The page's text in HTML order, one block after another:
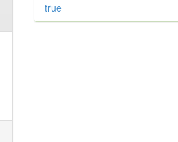
true